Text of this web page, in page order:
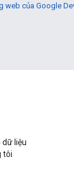
web của Google
dữ liệu
tôi